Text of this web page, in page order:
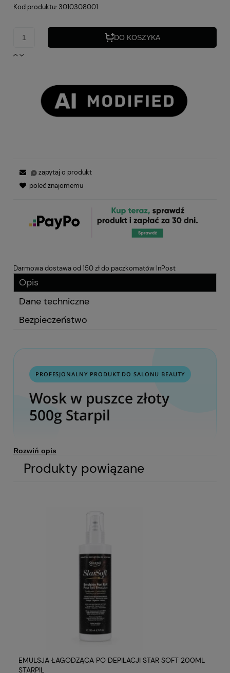
Kod produktu: 3010308001
DO KOSZYKA
zapytaj o produkt
poleć znajomemu
Darmowa dostawa od 150 zł do paczkomatów InPost
Opis
Dane techniczne
Bezpieczeństwo
PROFESJONALNY PRODUKT DO SALONU BEAUTY
Wosk w puszce złoty
500g Starpil
WYBRANE INFORMACJE
Rozwiń opis
Produkty powiązane
EMULSJA ŁAGODZĄCA PO DEPILACJI STAR SOFT 200ML
STARPIL